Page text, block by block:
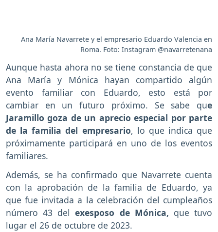
Ana María Navarrete y el empresario Eduardo Valencia en
Roma. Foto: Instagram @navarretenana
Aunque hasta ahora no se tiene constancia de que
Ana María y Mónica hayan compartido algún
evento familiar con Eduardo, esto está por
cambiar en un futuro próximo. Se sabe que
Jaramillo goza de un aprecio especial por parte
de la familia del empresario, lo que indica que
próximamente participará en uno de los eventos
familiares.
Además, se ha confirmado que Navarrete cuenta
con la aprobación de la familia de Eduardo, ya
que fue invitada a la celebración del cumpleaños
número 43 delexesposo de Mónica, que tuvo
lugar el 26 de octubre de 2023.